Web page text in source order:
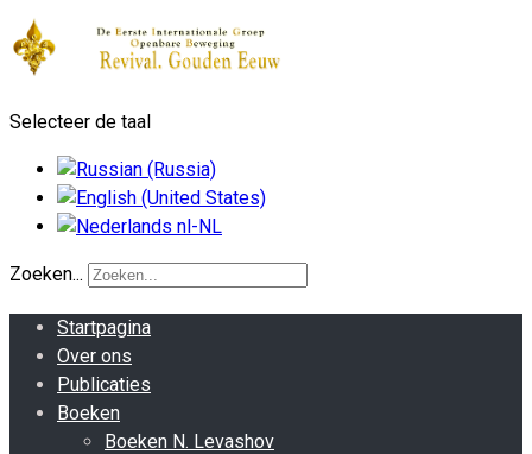
Selecteer de taal
Zoeken...
Startpagina
Over ons
Publicaties
Boeken
Boeken N. Levashov